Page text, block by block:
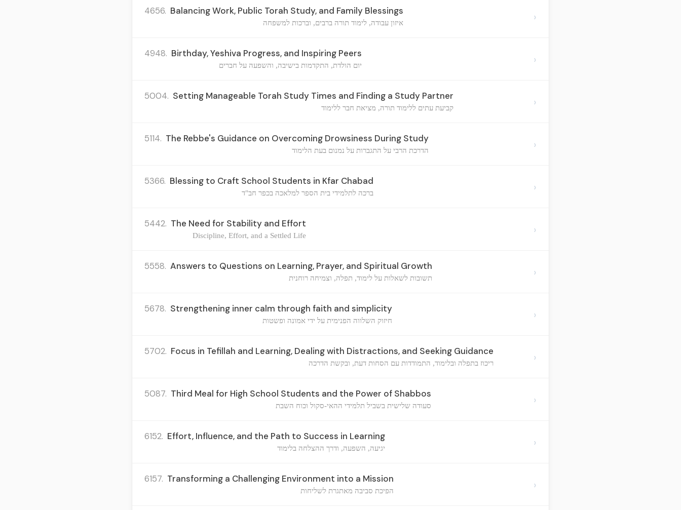
4656. Balancing Work, Public Torah Study, and Family Blessings
איזון עבודה, לימוד תורה ברבים, וברכות למשפחה ›
4948. Birthday, Yeshiva Progress, and Inspiring Peers
יום הולדת, התקדמות בישיבה, והשפעה על חברים ›
5004. Setting Manageable Torah Study Times and Finding a Study Partner
קביעת עתים ללימוד תורה, מציאת חבר ללימוד ›
5114. The Rebbe's Guidance on Overcoming Drowsiness During Study
הדרכת הרבי על התגברות על נמנום בעת הלימוד ›
5366. Blessing to Craft School Students in Kfar Chabad
ברכה לתלמידי בית הספר למלאכה בכפר חב"ד ›
5442. The Need for Stability and Effort
Discipline, Effort, and a Settled Life ›
5558. Answers to Questions on Learning, Prayer, and Spiritual Growth
תשובות לשאלות על לימוד, תפלה, וצמיחה רוחנית ›
5678. Strengthening inner calm through faith and simplicity
חיזוק השלווה הפנימית על ידי אמונה ופשטות ›
5702. Focus in Tefillah and Learning, Dealing with Distractions, and Seeking Guidance
ריכוז בתפלה ובלימוד, התמודדות עם הסחות דעת, ובקשת הדרכה ›
5087. Third Meal for High School Students and the Power of Shabbos
סעודה שלישית בשביל תלמידי ההאי-סקול וכוח השבת ›
6152. Effort, Influence, and the Path to Success in Learning
יגיעה, השפעה, ודרך ההצלחה בלימוד ›
6157. Transforming a Challenging Environment into a Mission
הפיכת סביבה מאתגרת לשליחות ›